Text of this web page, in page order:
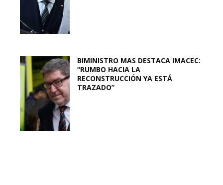
BIMINISTRO MAS DESTACA IMACEC:
“RUMBO HACIA LA
RECONSTRUCCIÓN YA ESTÁ
TRAZADO”